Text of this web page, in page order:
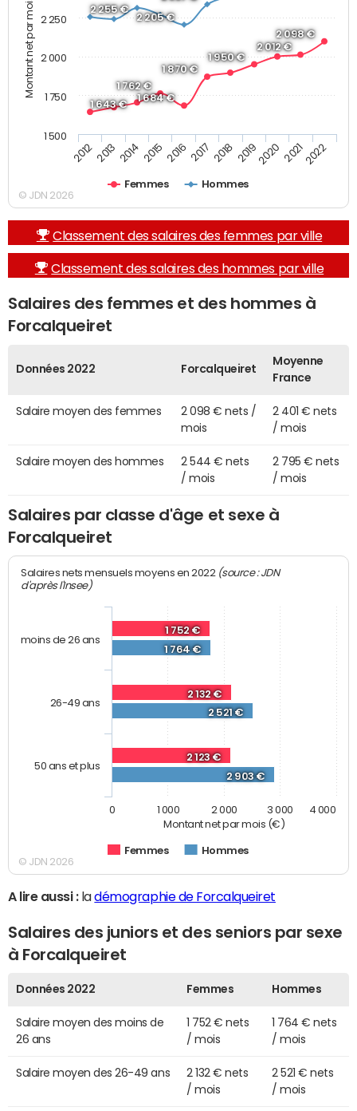
Montant net par mois (€)
1 643 €
1 762 €
1 684 €
1 870 €
1 950 €
2 012 €
2 098 €
2 255 €
2 205 €
Femmes Hommes
2012 2013 2014 2015 2016 2017 2018 20192020 20212022
1 500
1 750
2 000
2 250
© JDN 2026
Classement des salaires des femmes par ville
Classement des salaires des hommes par ville
Salaires des femmes et des hommes à
Forcalqueiret
Données 2022 Forcalqueiret
Moyenne
France
Salaire moyen des femmes
2 098 € nets /
mois
2 401 € nets
/ mois
Salaire moyen des hommes
2 544 € nets
/ mois
2 795 € nets
/ mois
Salaires par classe d'âge et sexe à
Forcalqueiret
Montant net par mois (€)
Salaires nets mensuels moyens en 2022 (source : JDN
d'après l'Insee)
1 752 €
2 132 €
2 123 €
1 764 €
2 521 €
2 903 €
Femmes Hommes
moins de 26 ans
26-49 ans
50 ans et plus
0 1 000 2 000 3 000 4 000
© JDN 2026
A lire aussi :ladémographie de Forcalqueiret
Salaires des juniors et des seniors par sexe
à Forcalqueiret
Données 2022 Femmes Hommes
Salaire moyen des moins de
26 ans
1 752 € nets
/ mois
1 764 € nets
/ mois
Salaire moyen des 26-49 ans
2 132 € nets
/ mois
2 521 € nets
/ mois